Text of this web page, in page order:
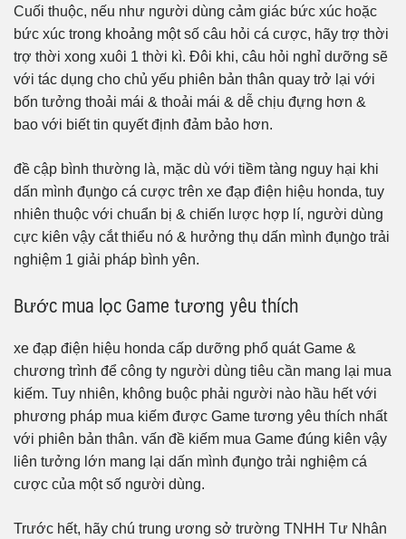
Cuối thuộc, nếu như người dùng cảm giác bức xúc hoặc
bức xúc trong khoảng một số câu hỏi cá cược, hãy trợ thời
trợ thời xong xuôi 1 thời kì. Đôi khi, câu hỏi nghỉ dưỡng sẽ
với tác dụng cho chủ yếu phiên bản thân quay trở lại với
bốn tưởng thoải mái & thoải mái & dễ chịu đựng hơn &
bao với biết tin quyết định đảm bảo hơn.
đề cập bình thường là, mặc dù với tiềm tàng nguy hại khi
dấn mình đụng̀o cá cược trên xe đạp điện hiệu honda, tuy
nhiên thuộc với chuẩn bị & chiến lược hợp lí, người dùng
cực kiên vậy cắt thiểu nó & hưởng thụ dấn mình đụng̀o trải
nghiệm 1 giải pháp bình yên.
Bước mua lọc Game tương yêu thích
xe đạp điện hiệu honda cấp dưỡng phổ quát Game &
chương trình để công ty người dùng tiêu cần mang lại mua
kiếm. Tuy nhiên, không buộc phải người nào hầu hết với
phương pháp mua kiếm được Game tương yêu thích nhất
với phiên bản thân. vấn đề kiếm mua Game đúng kiên vậy
liên tưởng lớn mang lại dấn mình đụng̀o trải nghiệm cá
cược của một số người dùng.
Trước hết, hãy chú trung ương sở trường TNHH Tư Nhân